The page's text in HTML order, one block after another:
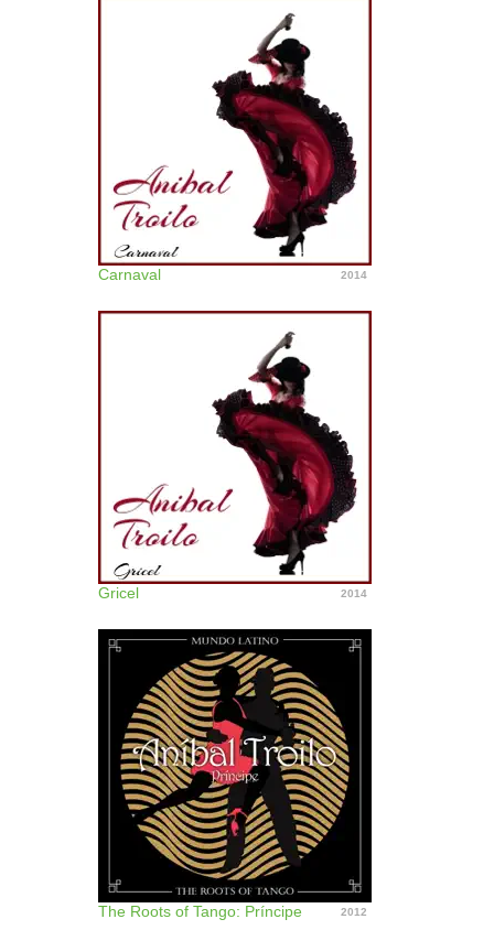
Carnaval 2014
Gricel 2014
The Roots of Tango: Príncipe 2012